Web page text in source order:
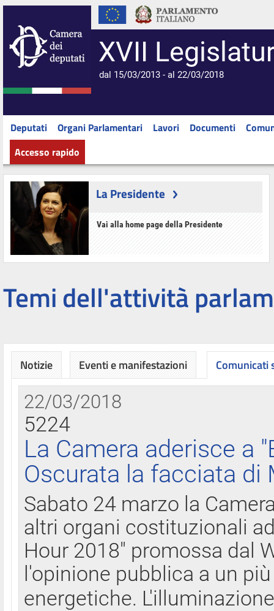
XVII
dal 15/03/2013 - al 22/03/2018
Deputati Organi Parlamentari Lavori Documenti
Accesso rapido
La Presidente
Vai alla home page della Presidente
Temi dell'attività
Notizie Eventi e manifestazioni Comunicati
22/03/2018
5224
La Camera aderisce a
Oscurata la facciata di
Sabato 24 marzo la
altri organi costituzionali
Hour 2018" promossa dal
l'opinione pubblica a un
energetiche.